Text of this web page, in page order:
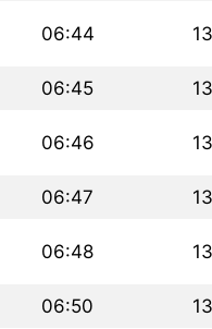
06:44
06:45
06:46
06:47
06:48
06:50